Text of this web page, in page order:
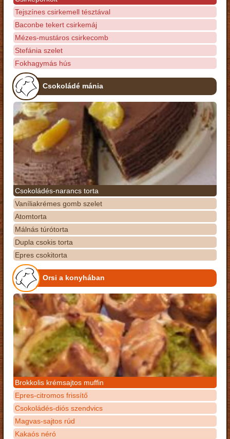
Tejszínes csirkemell tésztával
Baconbe tekert csirkemáj
Mézes-mustáros csirkecomb
Stefánia szelet
Fokhagymás hús
Csokoládé mánia
Csokoládés-narancs torta
Vaníliakrémes gomb szelet
Atomtorta
Málnás túrótorta
Dupla csokis torta
Epres csokitorta
Orsi a konyhában
Brokkolis krémsajtos muffin
Epres-citromos frissítő
Csokoládés-diós szendvics
Magvas-sajtos rúd
Kakaós néró